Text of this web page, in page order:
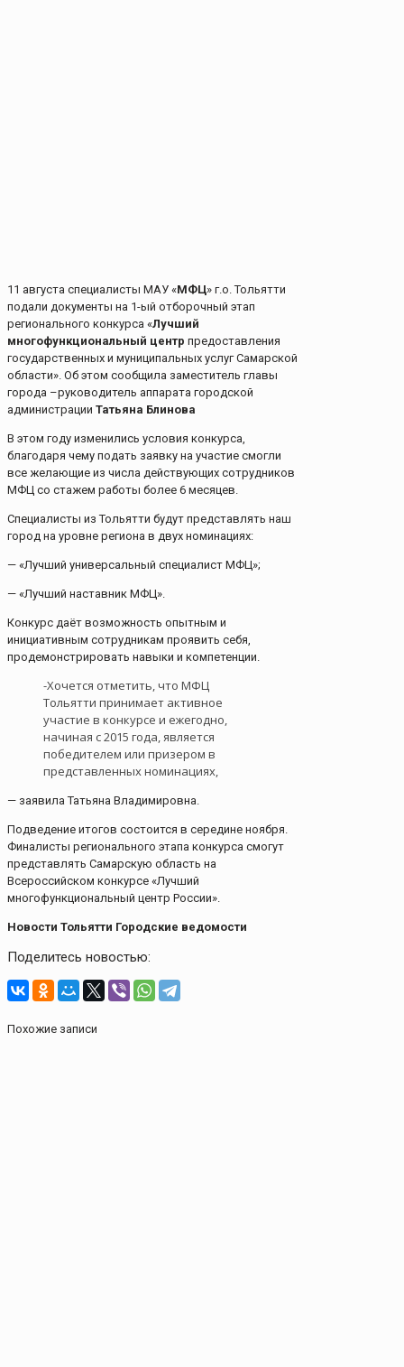
11 августа специалисты МАУ «МФЦ» г.о. Тольятти
подали документы на 1-ый отборочный этап
регионального конкурса «Лучший
многофункциональный центр предоставления
государственных и муниципальных услуг Самарской
области». Об этом сообщила заместитель главы
города –руководитель аппарата городской
администрации Татьяна Блинова
В этом году изменились условия конкурса,
благодаря чему подать заявку на участие смогли
все желающие из числа действующих сотрудников
МФЦ со стажем работы более 6 месяцев.
Специалисты из Тольятти будут представлять наш
город на уровне региона в двух номинациях:
— «Лучший универсальный специалист МФЦ»;
— «Лучший наставник МФЦ».
Конкурс даёт возможность опытным и
инициативным сотрудникам проявить себя,
продемонстрировать навыки и компетенции.
-Хочется отметить, что МФЦ
Тольятти принимает активное
участие в конкурсе и ежегодно,
начиная с 2015 года, является
победителем или призером в
представленных номинациях,
— заявила Татьяна Владимировна.
Подведение итогов состоится в середине ноября.
Финалисты регионального этапа конкурса смогут
представлять Самарскую область на
Всероссийском конкурсе «Лучший
многофункциональный центр России».
Новости Тольятти Городские ведомости
Поделитесь новостью:
Похожие записи